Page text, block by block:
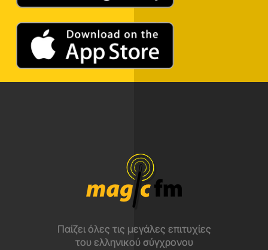
Παίζει όλες τις μεγάλες επιτυχίες
του ελληνικού σύγχρονου